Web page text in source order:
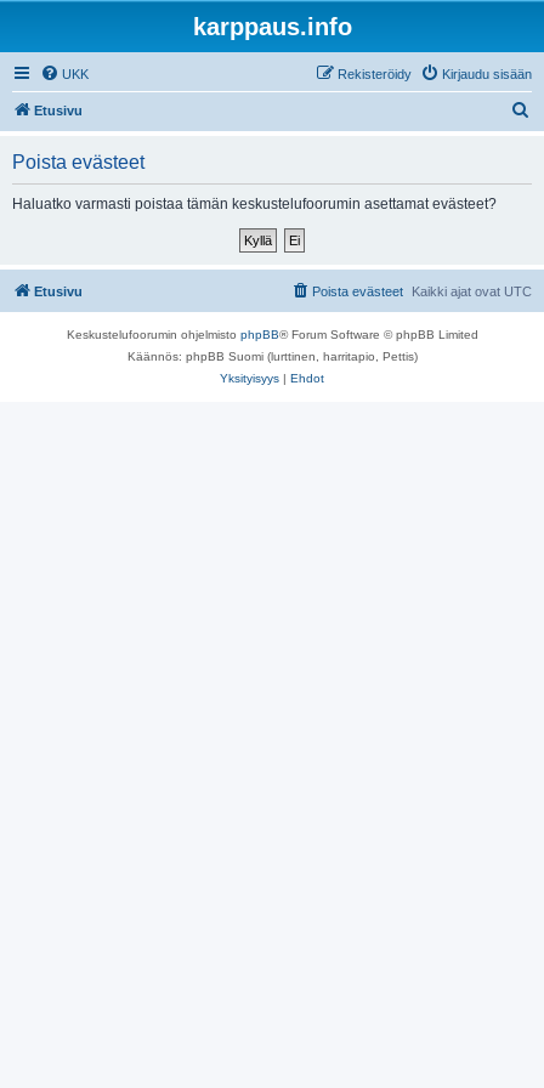
karppaus.info
UKK Kirjaudu sisään
Rekisteröidy
Etusivu
Poista evästeet
Haluatko varmasti poistaa tämän keskustelufoorumin asettamat evästeet?
Etusivu Kaikki ajat ovat UTC
Poista evästeet
Keskustelufoorumin ohjelmisto phpBB® Forum Software © phpBB Limited
Käännös: phpBB Suomi (lurttinen, harritapio, Pettis)
Yksityisyys | Ehdot